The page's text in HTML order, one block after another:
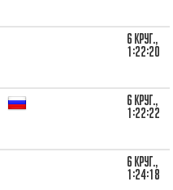
6 Круг.,
1:22:20
6 Круг.,
1:22:22
6 Круг.,
1:24:18